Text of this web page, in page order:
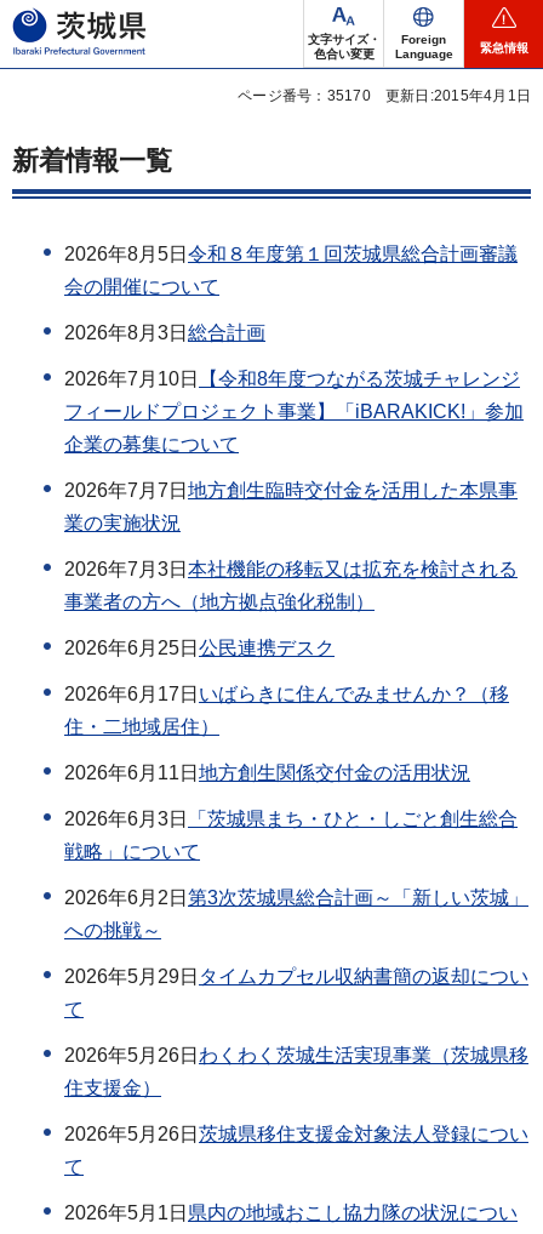
茨城県
文字サイズ・
色合い変更
Foreign
Language
緊急情報
ページ番号：35170 更新日:2015年4月1日
新着情報一覧
2026年8月5日 令和８年度第１回茨城県総合計画審議
会の開催について
2026年8月3日 総合計画
2026年7月10日
【令和8年度つながる茨城チャレンジ
フィールドプロジェクト事業】「iBARAKICK!」参加
企業の募集について
2026年7月7日 地方創生臨時交付金を活用した本県事
業の実施状況
2026年7月3日 本社機能の移転又は拡充を検討される
事業者の方へ（地方拠点強化税制）
2026年6月25日 公民連携デスク
2026年6月17日 いばらきに住んでみませんか？（移
住・二地域居住）
2026年6月11日 地方創生関係交付金の活用状況
2026年6月3日
「茨城県まち・ひと・しごと創生総合
戦略」について
2026年6月2日 第3次茨城県総合計画～「新しい茨城」
への挑戦～
2026年5月29日 タイムカプセル収納書簡の返却につい
て
2026年5月26日 わくわく茨城生活実現事業（茨城県移
住支援金）
2026年5月26日 茨城県移住支援金対象法人登録につい
て
2026年5月1日 県内の地域おこし協力隊の状況につい